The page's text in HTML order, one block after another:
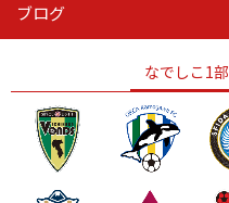
ニッパツ
ニッパツ 名古屋
ブログ
なでしこ1部